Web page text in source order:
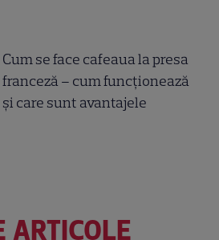
Cum se face cafeaua la presa
franceză – cum funcționează
și care sunt avantajele
ARTICOLE